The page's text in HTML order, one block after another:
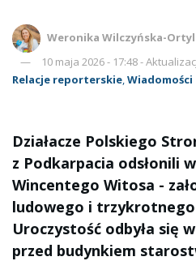
Weronika Wilczyńska-Ortyl
10 maja 2026 - 17:48 -
Relacje reporterskie,Wiadomości
Działacze Polskiego
z Podkarpacia odsłonili
Wincentego Witosa -
ludowego i
Uroczystość odbyła się
przed budynkiem